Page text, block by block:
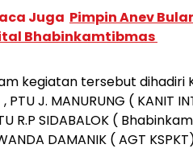
Juga Pimpin Anev
Bhabinkamtibmas
kegiatan tersebut dihadiri
, PTU J. MANURUNG ( KANIT
R.P SIDABALOK (
DAMANIK ( AGT